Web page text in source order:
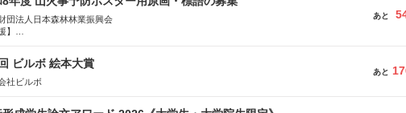
団法人日本森林林業振興会
】
あと
ビルボ 絵本大賞
社ビルボ
あと